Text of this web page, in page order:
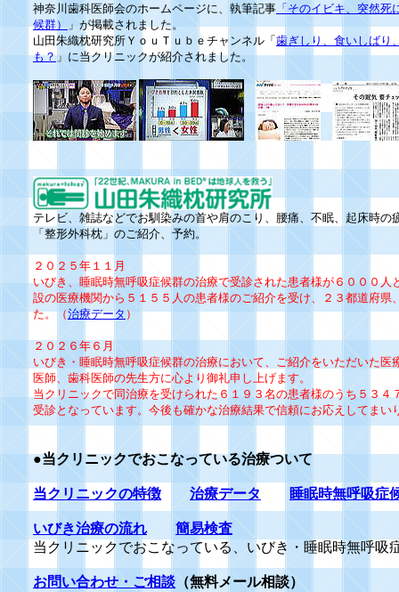
神奈川歯科医師会のホームページに、執筆記事 「そのイビキ、突然
候群）
」が掲載されました。
山田朱織枕研究所ＹｏｕＴｕｂｅチャンネル「 歯ぎしり、食いしばり
も？」に当クリニックが紹介されました。
テレビ、雑誌などでお馴染みの首や肩のこり、腰痛、不眠、起床時の
「整形外科枕」のご紹介、予約。
２０２５年１１月
いびき、睡眠時無呼吸症候群の治療で受診された患者様が６０００人
設の医療機関から５１５５人の患者様のご紹介を受け、２３都道府県
た。（治療データ ）
２０２６年６月
いびき・睡眠時無呼吸症候群の治療において、ご紹介をいただいた医
医師、歯科医師の先生方に心より御礼申し上げます。
当クリニックで同治療を受けられた６１９３名の患者様のうち ５３４
受診となっています。今後も確かな治療結果で信頼にお応えしてまい
●当クリニックでおこなっている治療ついて
当クリニックの特徴 治療データ 睡眠時無呼吸症
いびき治療の流れ
簡易検査
当クリニックでおこなっている、いびき・睡眠時無呼吸
お問い合わせ・ご相談 （無料メール相談）